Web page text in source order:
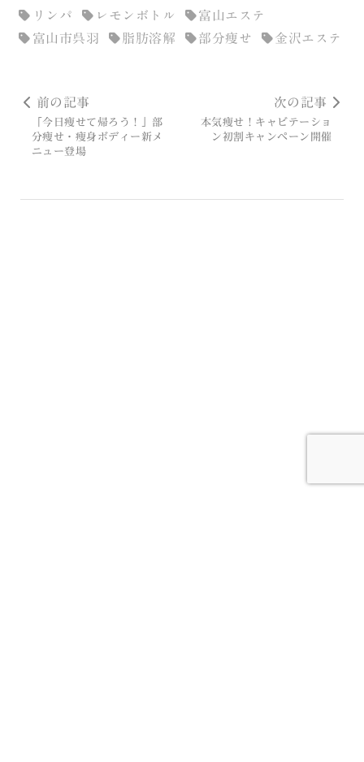
リンパ
レモンボトル
富山エステ
富山市呉羽
脂肪溶解 部分痩せ 金沢エステ
前の記事
「今日痩せて帰ろう！」部
分痩せ・痩身ボディー新メ
ニュー登場
次の記事
本気痩せ！キャビテーショ
ン初割キャンペーン開催